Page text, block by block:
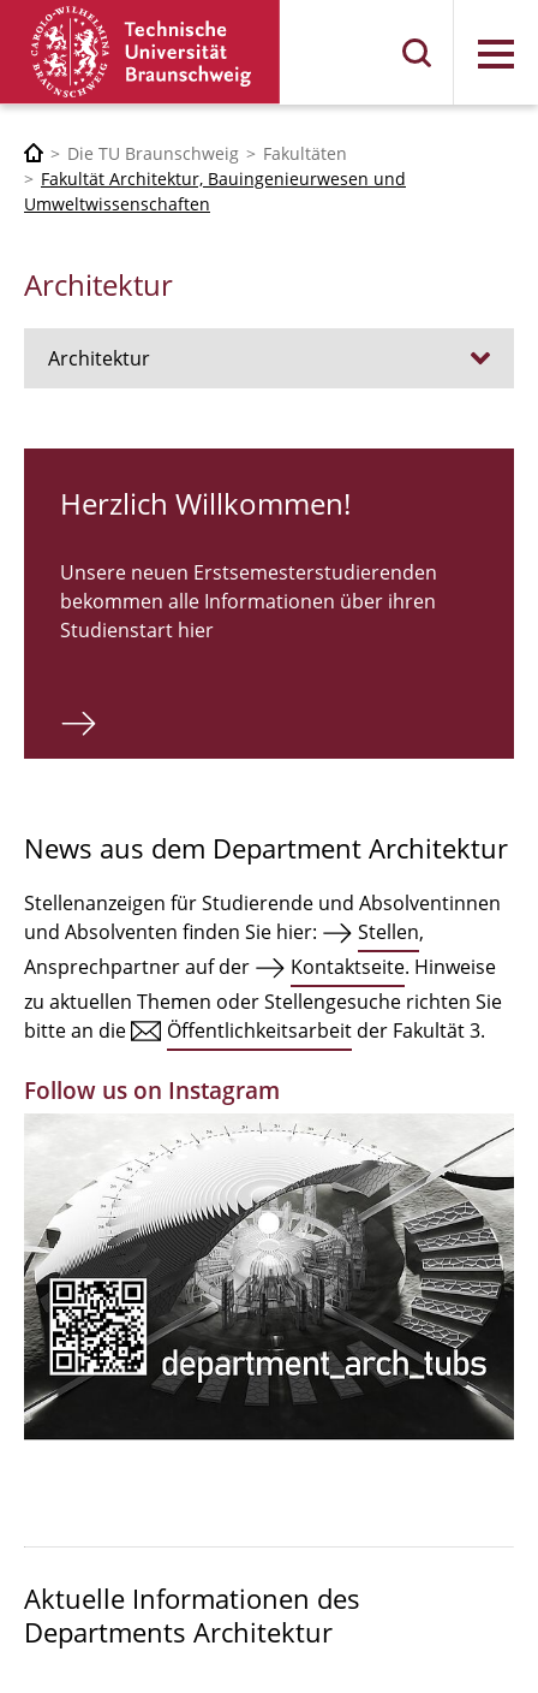
Menü
Die TU Braunschweig
Fakultäten
Fakultät Architektur, Bauingenieurwesen und
Umweltwissenschaften
Architektur
Architektur
RUNDGANG 26
Bachelor Architektur
Master Architektur
Qualifikationsprofil
Institute
Einrichtungen
Zeichensäle
MBW | Modellbauwerkstatt
Alumni | cloud club
Dokumente und Downloads
Herzlich Willkommen!
Unsere neuen Erstsemesterstudierenden
bekommen alle Informationen über ihren
Studienstart hier
News aus dem Department Architektur
Stellenanzeigen für Studierende und Absolventinnen
und Absolventen finden Sie hier:
Stellen,
Ansprechpartner auf der
Kontaktseite. Hinweise
zu aktuellen Themen oder Stellengesuche richten Sie
bitte an die
Öffentlichkeitsarbeit der Fakultät 3.
Follow us on Instagram
Aktuelle Informationen des
Departments Architektur